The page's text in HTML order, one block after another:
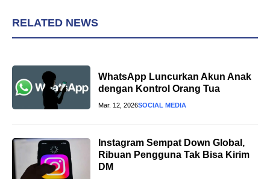
RELATED NEWS
WhatsApp Luncurkan Akun Anak
dengan Kontrol Orang Tua
Mar. 12, 2026SOCIAL MEDIA
Instagram Sempat Down Global,
Ribuan Pengguna Tak Bisa Kirim
DM